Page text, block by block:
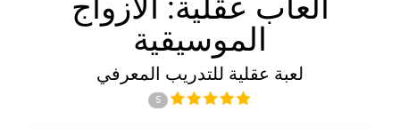
ألعاب عقلية: الأزواج
الموسيقية
لعبة عقلية للتدريب المعرفي
5